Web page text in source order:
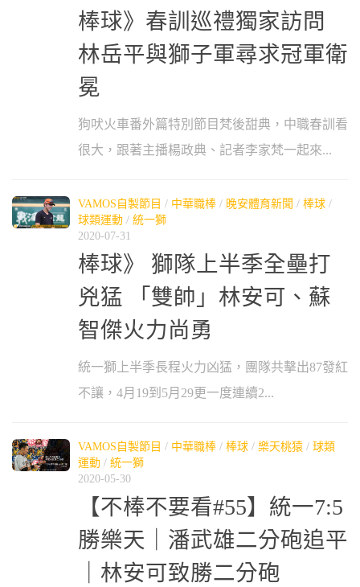
棒球》春訓巡禮獨家訪問
林岳平與獅子軍尋求冠軍衛
冕
狗吠火車番外篇特別節目梵後甜典，中職春訓看
很大，跟著主播楊政典、記者李家梵一起來...
VAMOS自製節目 / 中華職棒 / 晚安體育新聞 / 棒球 /
球類運動 / 統一獅
2020-07-31
棒球》 獅隊上半季全壘打
兇猛 「雙帥」林安可、蘇
智傑火力尚勇
統一獅上半季長程火力凶猛，團隊共擊出87發紅
不讓，4月19到5月29更一度連續2...
VAMOS自製節目 / 中華職棒 / 棒球 / 樂天桃猿 / 球類
運動 / 統一獅
2020-05-30
【不棒不要看#55】統一7:5
勝樂天｜潘武雄二分砲追平
｜林安可致勝二分砲